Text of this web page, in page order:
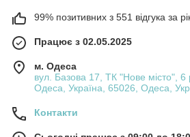
99% позитивних з 551 відгука за
Працює з 02.05.2025
м. Одеса
вул. Базова 17, ТК "Нове місто",
Одеса, Україна, 65026, Одеса,
Контакти